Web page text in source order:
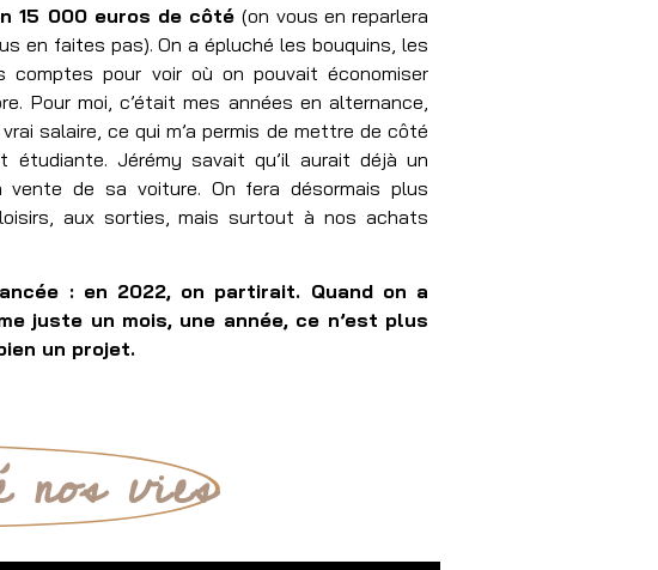
15 000 euros de côté(on vous en reparlera
en faites pas). On a épluché les bouquins, les
comptes pour voir où on pouvait économiser
Pour moi, c’était mes années en alternance,
salaire, ce qui m’a permis de mettre de côté
étudiante. Jérémy savait qu’il aurait déjà un
vente de sa voiture. On fera désormais plus
aux sorties, mais surtout à nos achats
: en 2022, on partirait. Quand on a
juste un mois, une année, ce n’est plus
un projet.
vies